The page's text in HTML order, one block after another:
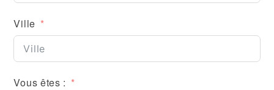
Ville
Vous êtes :